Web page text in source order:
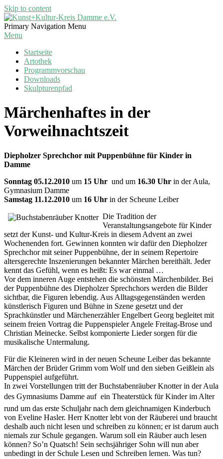
Skip to content
Kunst+Kultur-
Kreis
Primary Navigation Menu
Menu
Startseite
Artothek
Programmvorschau
Downloads
Skulpturenpfad
Märchenhaftes in der
Vorweihnachtszeit
Diepholzer Sprechchor mit Puppenbühne für Kinder in
Damme
Sonntag 05.12.2010 um 15 Uhr und um 16.30 Uhr in der Aula,
Gymnasium Damme
Samstag 11.12.2010 um 16 Uhr in der Scheune Leiber
Die Tradition der
Veranstaltungsangebote für Kinder
setzt der Kunst- und Kultur-Kreis in diesem Advent an zwei
Wochenenden fort. Gewinnen konnten wir dafür den Diepholzer
Sprechchor mit seiner Puppenbühne, der in seinem Repertoire
altersgerechte Inszenierungen bekannter Märchen bereithält. Jeder
kennt das Gefühl, wenn es heißt: Es war einmal …
Vor dem inneren Auge entstehen die schönsten Märchenbilder. Bei
der Puppenbühne des Diepholzer Sprechchors werden die Bilder
sichtbar, die Figuren lebendig. Aus Alltagsgegenständen werden
künstlerisch Figuren und Bühne in Szene gesetzt und der
Sprachkünstler und Märchenerzähler Engelbert Georg begleitet mit
seinem freien Vortrag die Puppenspieler Angele Freitag-Brose und
Christian Meinecke. Selbst komponierte Lieder sorgen für die
musikalische Untermalung.
Für die Kleineren wird in der neuen Scheune Leiber das bekannte
Märchen der Brüder Grimm vom Wolf und den sieben Geißlein als
Puppenspiel aufgeführt.
In zwei Vorstellungen tritt der Buchstabenräuber Knotter in der Aula
des Gymnasiums Damme auf  ein Theaterstück für Kinder im Alter
rund um das erste Schuljahr nach dem gleichnamigen Kinderbuch
von Eveline Hasler. Herr Knotter lebt von der Räuberei und braucht
deshalb auch nicht lesen und schreiben zu können; er ist darum auch
niemals zur Schule gegangen. Warum soll ein Räuber auch lesen
können? So’n Quatsch! Sein sechsjähriger Sohn will nun aber
unbedingt in der Schule Lesen und Schreiben lernen. Was tun?